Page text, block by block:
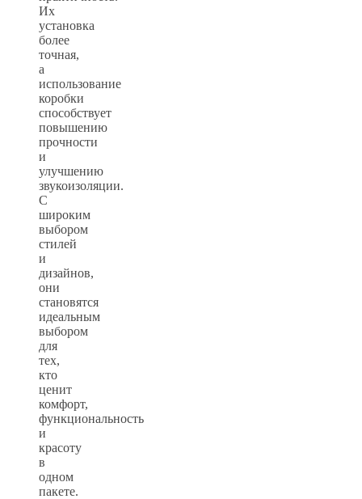
Их
установка
более
точная,
а
использование
коробки
способствует
повышению
прочности
и
улучшению
звукоизоляции.
С
широким
выбором
стилей
и
дизайнов,
они
становятся
идеальным
выбором
для
тех,
кто
ценит
комфорт,
функциональность
и
красоту
в
одном
пакете.